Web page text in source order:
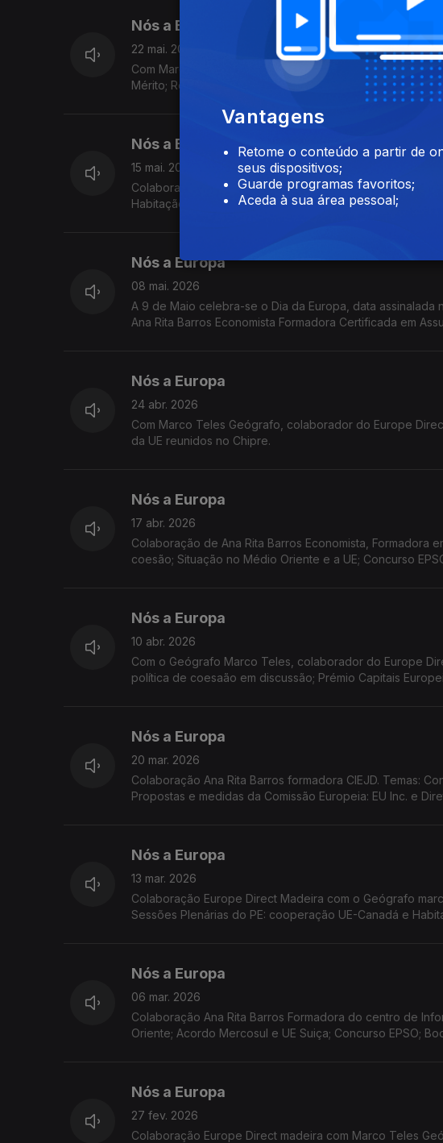
Nós a Europa
22 mai. 2026
Com Marco Teles Geógrafo, colaborador do Europe
Mérito; Regras para investimentos estrangeiros em
Nós a Europa
15 mai. 2026
Colaboração de Ana Rita Barros Economista , Formadora
Habitação na UE; Consulta Pública sobre Transporte
Nós a Europa
08 mai. 2026
A 9 de Maio celebra-se o Dia da Europa, data
Ana Rita Barros Economista Formadora Certificada em
Nós a Europa
24 abr. 2026
Com Marco Teles Geógrafo, colaborador do Europe
da UE reunidos no Chipre.
Nós a Europa
17 abr. 2026
Colaboração de Ana Rita Barros Economista, Formadora
coesão; Situação no Médio Oriente e a UE; Concurso
Nós a Europa
10 abr. 2026
Com o Geógrafo Marco Teles, colaborador do Europe
política de coesaão em discussão; Prémio Capitais
Nós a Europa
20 mar. 2026
Colaboração Ana Rita Barros formadora CIEJD. Temas:
Propostas e medidas da Comissão Europeia: EU Inc. e
Nós a Europa
13 mar. 2026
Colaboração Europe Direct Madeira com o Geógrafo
Sessões Plenárias do PE: cooperação UE-Canadá e
Nós a Europa
06 mar. 2026
Colaboração Ana Rita Barros Formadora do centro de
Oriente; Acordo Mercosul e UE Suiça; Concurso EPSO;
Nós a Europa
27 fev. 2026
Colaboração Europe Direct madeira com Marco Teles
Vantagens
Retome o conteúdo a partir de
seus dispositivos;
Guarde programas favoritos;
Aceda à sua área pessoal;